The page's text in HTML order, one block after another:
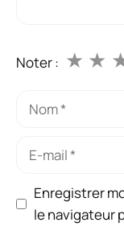
Noter : ★
★
Nom
Enregistrer
le navigateur